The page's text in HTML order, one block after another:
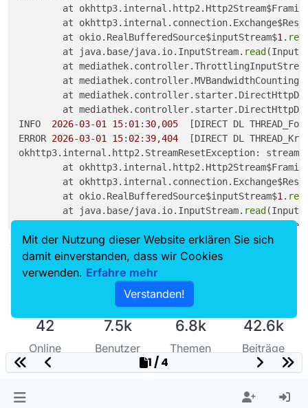
at
at
	at okio.RealBufferedSource$inputStream$
1 .
	at java.base/java.io.InputStream.
read
at
at
at
at
INFO 2026-03-01 15: 01 : 30,005
[DIRECT DL
ERROR 2026-03-01 15: 02: 39,404
[DIRECT DL
okhttp3.internal.http2.StreamResetException: stream
at
at
	at okio.RealBufferedSource$inputStream$
1 .
	at java.base/java.io.InputStream.
read
at
at
at
at
15:02:39,407
[DIRECT DL
42
Online
7.5k
Benutzer
6.8k
Themen
42.6k
Beiträge
1 / 4
Mit der Nutzung dieser Website erklären Sie sich
damit einverstanden, dass wir Cookies
verwenden. Erfahre mehr
Verstanden!